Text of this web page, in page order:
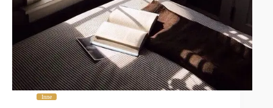
Inne